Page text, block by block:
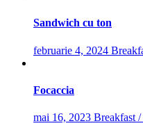
Sandwich cu ton
februarie 4, 2024
Focaccia
mai 16, 2023 Breakfast